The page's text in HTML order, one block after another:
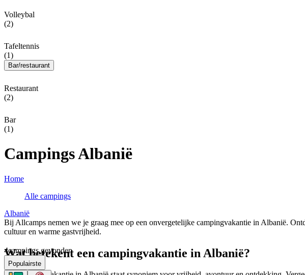
Volleybal
(2)
Tafeltennis
(1)
Bar/restaurant
Restaurant
(2)
Bar
(1)
Campings Albanië
Home
Alle campings
Albanië
Bij Allcamps nemen we je graag mee op een onvergetelijke campingvakantie in Albanië.
cultuur en warme gastvrijheid.
Wat betekent een campingvakantie in Albanië?
4campings gevonden
Populairste